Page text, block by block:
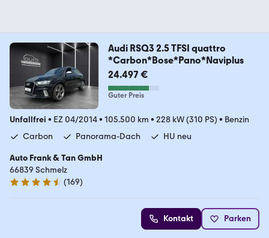
Audi RSQ3 2.5 TFSI quattro
*Carbon*Bose*Pano*Naviplus
24.497 €
Guter Preis
Unfallfrei • EZ 04/2014• 105.500 km • 228 kW (310 PS) • Benzin
Carbon
Panorama-Dach HU neu
Auto Frank & Tan GmbH
66839 Schmelz
4.6 Sterne
(169)
Kontakt Parken